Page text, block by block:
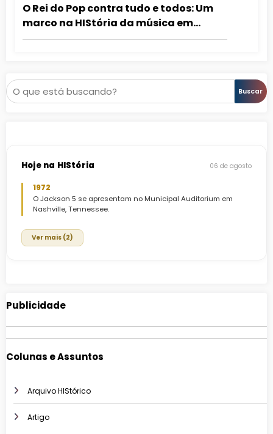
O Rei do Pop contra tudo e todos: Um
marco na HIStória da música em
Moscou
Pesquisar Buscar
Hoje na HIStória 06 de agosto
1972
O Jackson 5 se apresentam no Municipal Auditorium em
Nashville, Tennessee.
Ver mais (2)
Publicidade
Colunas e Assuntos
Arquivo HIStórico
Artigo